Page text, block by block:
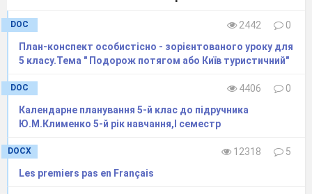
DOC 2442
0
План-конспект особистісно - зорієнтованого уроку для
5 класу.Тема " Подорож потягом або Київ туристичний"
DOC 4406
0
Календарне планування 5-й клас до підручника
Ю.М.Клименко 5-й рік навчання,І семестр
DOCX 12318
5
Les premiers pas en Français